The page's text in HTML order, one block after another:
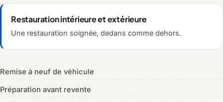
Restauration intérieure et extérieure
Une restauration soignée, dedans comme dehors.
Remise à neuf de véhicule
Préparation avant revente